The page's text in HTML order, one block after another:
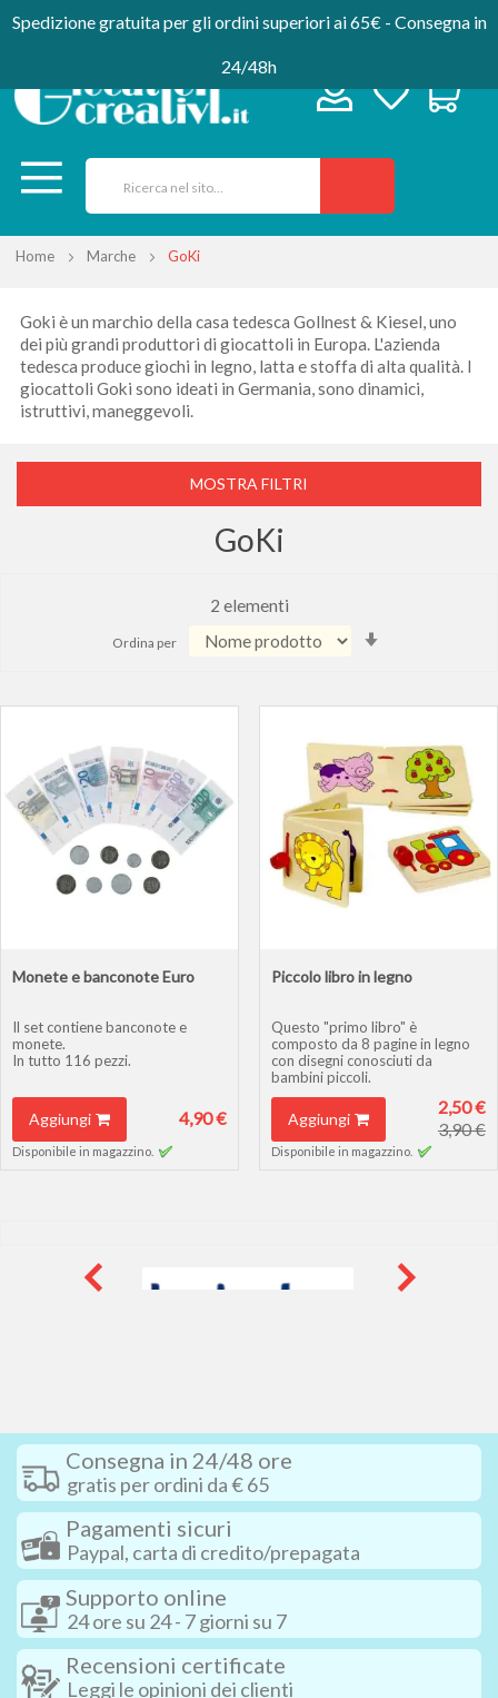
Spedizione gratuita per gli ordini superiori ai 65€ - Consegna in
24/48h
Home Marche GoKi
Goki è un marchio della casa tedesca Gollnest & Kiesel, uno
dei più grandi produttori di giocattoli in Europa. L'azienda
tedesca produce giochi in legno, latta e stoffa di alta qualità. I
giocattoli Goki sono ideati in Germania, sono dinamici,
istruttivi, maneggevoli.
GoKi
2 elementi
Ordina per
Monete e banconote Euro
Il set contiene banconote e
monete.
In tutto 116 pezzi.
Età: da 3 anni
Aggiungi 4,90 €
Disponibile in magazzino.
Piccolo libro in legno
Questo "primo libro" è
composto da 8 pagine in legno
con disegni conosciuti da
bambini piccoli.
Serve a stimolare i sensi
della
vista e del tatto ai piccoli
lettori ma anche curiosità e
fantasia!
Disponibile in 3 versioni. Il
Aggiungi
2,50 €
3,90 €
Disponibile in magazzino.
MOSTRA FILTRI
Consegna in 24/48 ore
gratis per ordini da € 65
Pagamenti sicuri
Paypal, carta di credito/prepagata
Supporto online
24 ore su 24 - 7 giorni su 7
Recensioni certificate
Leggi le opinioni dei clienti